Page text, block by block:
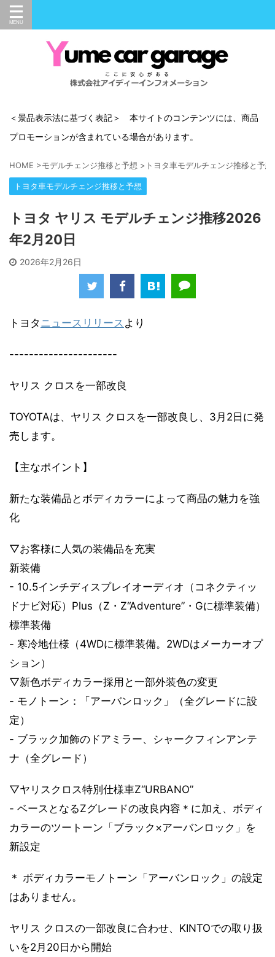
＜景品表示法に基づく表記＞ 本サイトのコンテンツには、商品
プロモーションが含まれている場合があります。
HOME >モデルチェンジ推移と予想 > トヨタ車モデルチェンジ推移と予想
トヨタ車モデルチェンジ推移と予想
トヨタ ヤリス モデルチェンジ推移2026
年2月20日
2026年2月26日
トヨタ ニュースリリース より
----------------------
ヤリス クロスを一部改良
TOYOTAは、ヤリス クロスを一部改良し、3月2日に発
売します。
【主なポイント】
新たな装備品とボディカラーによって商品の魅力を強
化
▽お客様に人気の装備品を充実
新装備
- 10.5インチディスプレイオーディオ（コネクティッ
ドナビ対応）Plus（Z・Z“Adventure”・Gに標準装備）
標準装備
- 寒冷地仕様（4WDに標準装備。2WDはメーカーオプ
ション）
▽新色ボディカラー採用と一部外装色の変更
- モノトーン：「アーバンロック」（全グレードに設
定）
- ブラック加飾のドアミラー、シャークフィンアンテ
ナ（全グレード）
▽ヤリスクロス特別仕様車Z“URBANO”
- ベースとなるZグレードの改良内容＊に加え、ボディ
カラーのツートーン「ブラック×アーバンロック」を
新設定
＊ ボディカラーモノトーン「アーバンロック」の設定
はありません。
ヤリス クロスの一部改良に合わせ、KINTOでの取り扱
いを2月20日から開始